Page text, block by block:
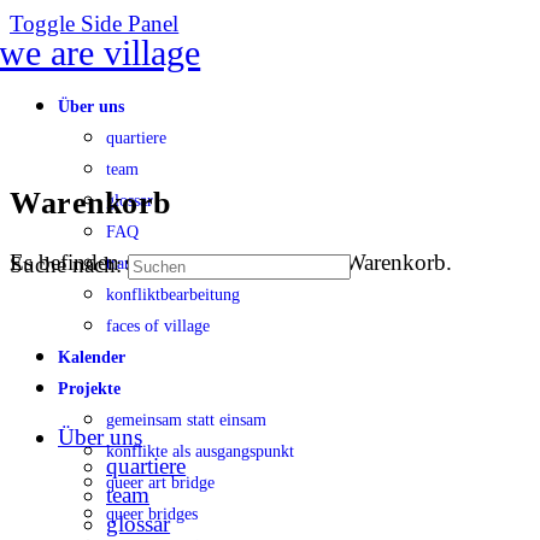
Toggle Side Panel
Über uns
quartiere
team
glossar
FAQ
transparenz
konfliktbearbeitung
faces of village
Kalender
Projekte
gemeinsam statt einsam
konflikte als ausgangspunkt
queer art bridge
queer bridges
Warenkorb
Es befinden sich keine Produkte im Warenkorb.
Suche nach:
Über uns
quartiere
team
glossar